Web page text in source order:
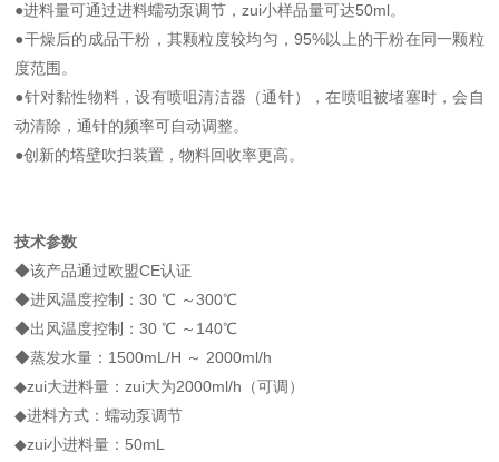
●进料量可通过进料蠕动泵调节，zui小样品量可达50ml。
●干燥后的成品干粉，其颗粒度较均匀，95%以上的干粉在同一颗粒
度范围。
●针对黏性物料，设有喷咀清洁器（通针），在喷咀被堵塞时，会自
动清除，通针的频率可自动调整。
●创新的塔壁吹扫装置，物料回收率更高。
技术参数
◆该产品通过欧盟CE认证
◆进风温度控制：30 ℃ ～300℃
◆出风温度控制：30 ℃ ～140℃
◆蒸发水量：1500mL/H ～ 2000ml/h
◆zui大进料量：zui大为2000ml/h（可调）
◆进料方式：蠕动泵调节
◆zui小进料量：50mL